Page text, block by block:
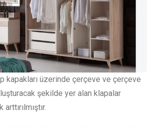
kapakları üzerinde çerçeve ve çerçeve
şekilde yer alan klapalar